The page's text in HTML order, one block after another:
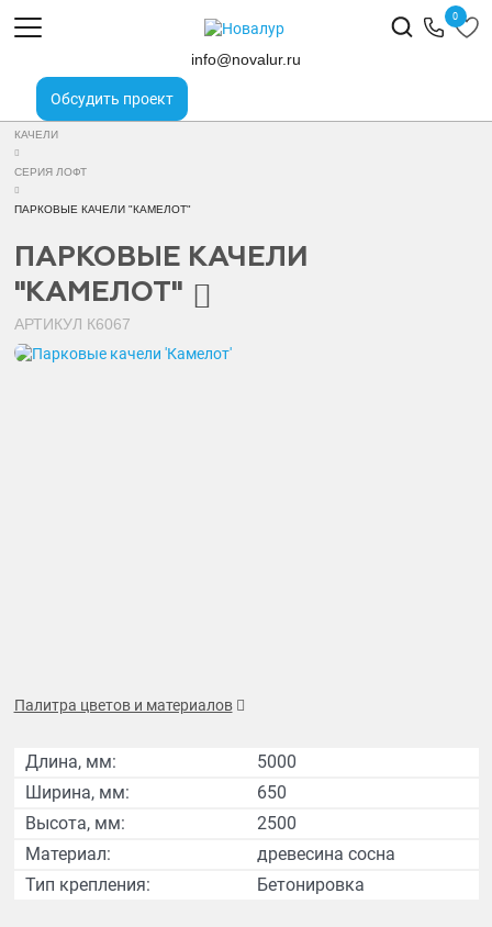
0
info@novalur.ru
Обсудить проект
ГЛАВНАЯ
МАЛЫЕ АРХИТЕКТУРНЫЕ ФОРМЫ
КАЧЕЛИ
СЕРИЯ ЛОФТ
ПАРКОВЫЕ КАЧЕЛИ "КАМЕЛОТ"
ПАРКОВЫЕ КАЧЕЛИ
"КАМЕЛОТ"
АРТИКУЛ К6067
Палитра цветов и материалов
Длина, мм:
5000
Ширина, мм:
650
Высота, мм:
2500
Материал:
древесина сосна
Тип крепления:
Бетонировка